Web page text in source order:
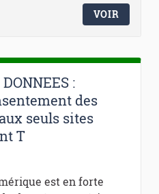
VOIR
:
des
seuls sites
T
est en forte